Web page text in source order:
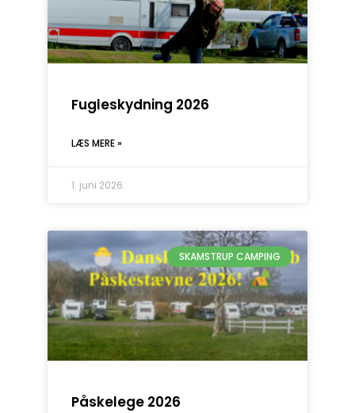
Fugleskydning 2026
LÆS MERE »
1. juni 2026
SKAMSTRUP CAMPING
Påskelege 2026